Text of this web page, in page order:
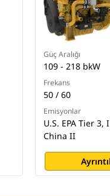
Güç Aralığı
109 - 218 bkW
Frekans
50 / 60
Emisyonlar
U.S. EPA Tier 3,
China II